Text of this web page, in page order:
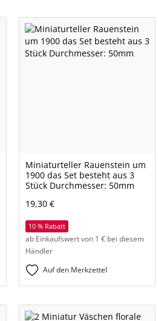
Miniaturteller Rauenstein um
1900 das Set besteht aus 3
Stück Durchmesser: 50mm
19,30 €
10 % Rabatt
ab Einkaufswert von 1 € bei diesem
Händler
Auf den Merkzettel